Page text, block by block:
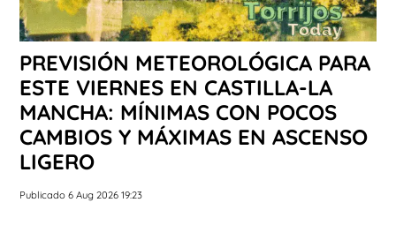
PREVISIÓN METEOROLÓGICA PARA
ESTE VIERNES EN CASTILLA-LA
MANCHA: MÍNIMAS CON POCOS
CAMBIOS Y MÁXIMAS EN ASCENSO
LIGERO
Publicado 6 Aug 2026 19:23